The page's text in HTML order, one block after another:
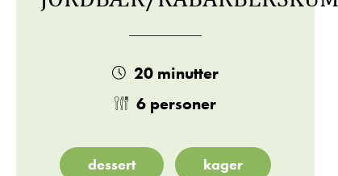
20 minutter
6 personer
dessert kager